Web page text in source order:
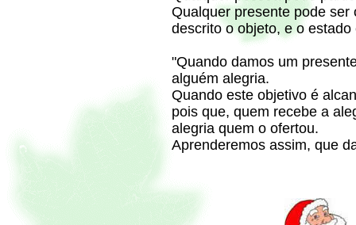
Qualquer presente pode
descrito o objeto, e o
"Quando damos um
alguém alegria.
Quando este objetivo é
pois que, quem recebe a
alegria quem o ofertou.
Aprenderemos assim, que